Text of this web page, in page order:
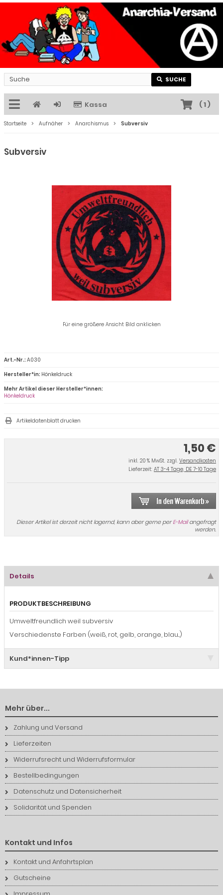
SUCHE
Kassa (1)
Startseite Aufnäher Anarchismus Subversiv
Subversiv
Für eine größere Ansicht Bild anklicken
1,50 €
inkl. 20 % MwSt. zzgl. Versandkosten
Lieferzeit: AT 3-4 Tage, DE 7-10 Tage
Dieser Artikel ist derzeit nicht lagernd, kann aber gerne perE-Mailangefragt
werden.
Art.-Nr.:A030
Hersteller*in: Hönkeldruck
Mehr Artikel dieser Hersteller*innen:
Hönkeldruck
Artikeldatenblatt drucken
Details
PRODUKTBESCHREIBUNG
Umweltfreundlich weil subversiv
Verschiedenste Farben (weiß, rot, gelb, orange, blau...)
Kund*innen-Tipp
Mehr über...
Zahlung und Versand
Lieferzeiten
Widerrufsrecht und Widerrufsformular
Bestellbedingungen
Datenschutz und Datensicherheit
Solidarität und Spenden
Kontakt und Infos
Kontakt und Anfahrtsplan
Gutscheine